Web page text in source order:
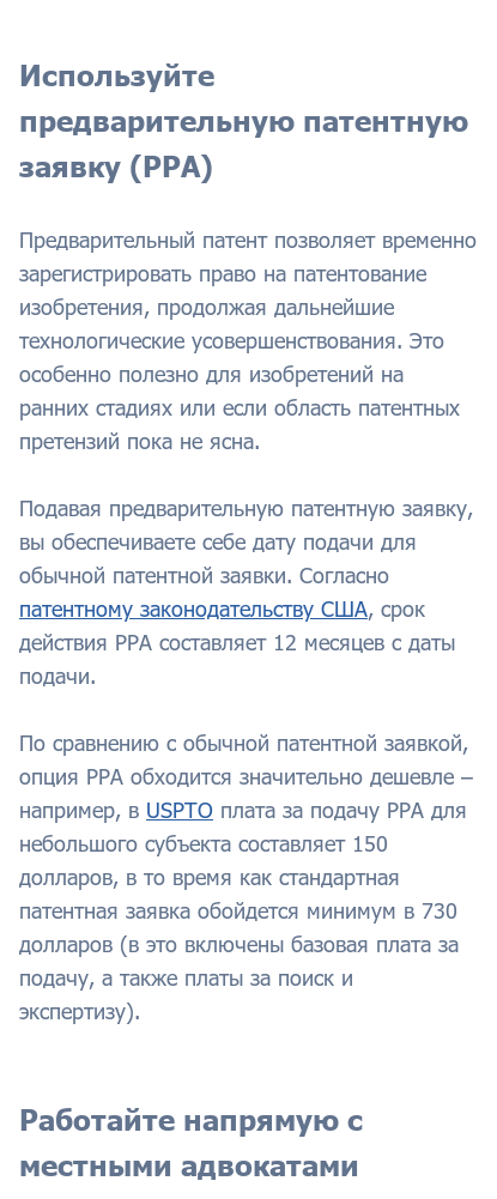
Используйте
предварительную патентную
заявку (PPA)
Предварительный патент позволяет временно
зарегистрировать право на патентование
изобретения, продолжая дальнейшие
технологические усовершенствования. Это
особенно полезно для изобретений на
ранних стадиях или если область патентных
претензий пока не ясна.
Подавая предварительную патентную заявку,
вы обеспечиваете себе дату подачи для
обычной патентной заявки. Согласно
патентному законодательству США, срок
действия PPA составляет 12 месяцев с даты
подачи.
По сравнению с обычной патентной заявкой,
опция PPA обходится значительно дешевле –
например, в USPTO плата за подачу PPA для
небольшого субъекта составляет 150
долларов, в то время как стандартная
патентная заявка обойдется минимум в 730
долларов (в это включены базовая плата за
подачу, а также платы за поиск и
экспертизу).
Работайте напрямую с
местными адвокатами